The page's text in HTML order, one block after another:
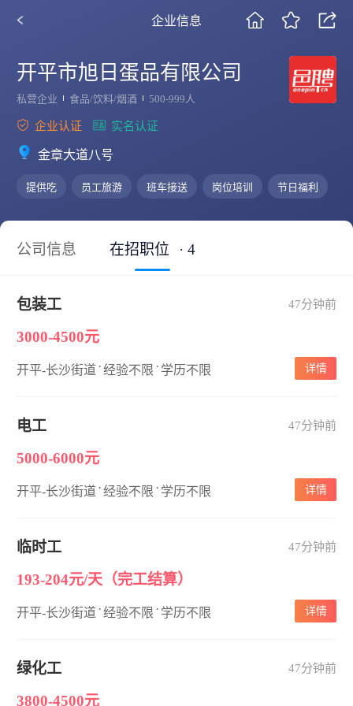
企业信息
开平市旭日蛋品有限公司
私营企业 食品/饮料/烟酒 500-999人
企业认证 实名认证
金章大道八号
提供吃 员工旅游 班车接送 岗位培训 节日福利
公司信息 在招职位 · 4
包装工 47分钟前
3000-4500元
开平-长沙街道 ·经验不限 · 学历不限 详情
电工 47分钟前
5000-6000元
开平-长沙街道 ·经验不限 · 学历不限 详情
临时工 47分钟前
193-204元/天（完工结算）
开平-长沙街道 ·经验不限 · 学历不限 详情
绿化工 47分钟前
3800-4500元